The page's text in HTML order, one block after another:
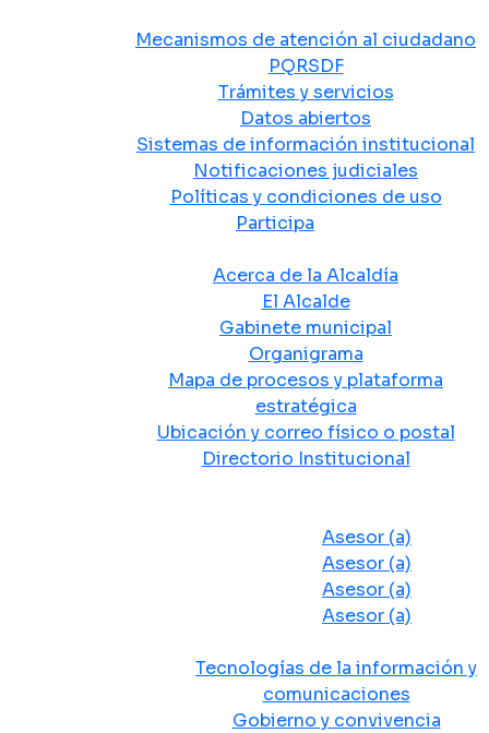
Mecanismos de atención al ciudadano
PQRSDF
Trámites y servicios
Datos abiertos
Sistemas de información institucional
Notificaciones judiciales
Políticas y condiciones de uso
Participa
Acerca de la Alcaldía
El Alcalde
Gabinete municipal
Organigrama
Mapa de procesos y plataforma
estratégica
Ubicación y correo físico o postal
Directorio Institucional
Asesor (a)
Asesor (a)
Asesor (a)
Asesor (a)
Tecnologías de la información y
comunicaciones
Gobierno y convivencia